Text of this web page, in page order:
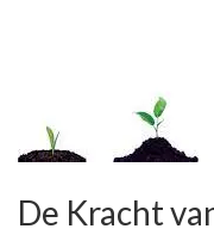
De Kracht